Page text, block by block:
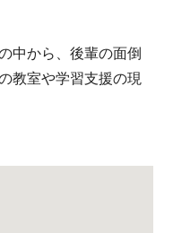
中から、後輩の面倒
教室や学習支援の現